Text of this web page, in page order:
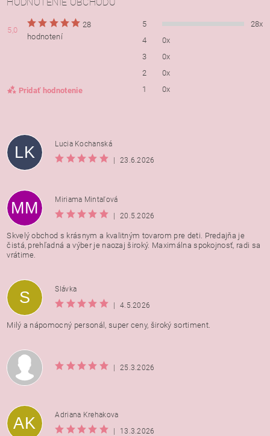
5,0
28
hodnotení
Pridať hodnotenie
5
28x
4
0x
3
0x
2
0x
1
0x
Vložením hodnotenie súhlasíte s
osobných údajov
LK
Lucia Kochanská
|
23.6.2026
MM
Miriama Mintaľová
|
20.5.2026
Skvelý obchod s krásnym a kvalitným tovarom pre deti. Predajňa je
čistá, prehľadná a výber je naozaj široký. Maximálna spokojnosť, radi sa
vrátime.
S
Slávka
|
4.5.2026
Milý a nápomocný personál, super ceny, široký sortiment.
| 25.3.2026
AK
Adriana Krehakova
|
13.3.2026